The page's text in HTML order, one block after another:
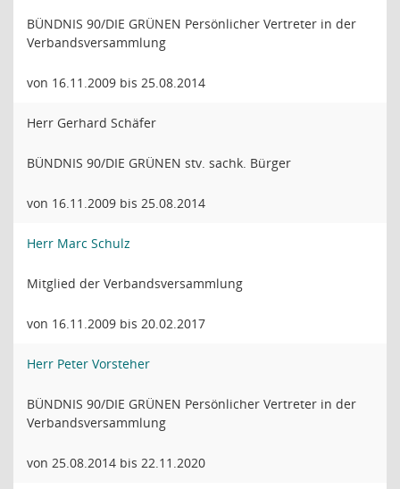
BÜNDNIS 90/DIE GRÜNEN Persönlicher Vertreter in der
Verbandsversammlung
von 16.11.2009 bis 25.08.2014
Herr Gerhard Schäfer
BÜNDNIS 90/DIE GRÜNEN stv. sachk. Bürger
von 16.11.2009 bis 25.08.2014
Herr Marc Schulz
Mitglied der Verbandsversammlung
von 16.11.2009 bis 20.02.2017
Herr Peter Vorsteher
BÜNDNIS 90/DIE GRÜNEN Persönlicher Vertreter in der
Verbandsversammlung
von 25.08.2014 bis 22.11.2020